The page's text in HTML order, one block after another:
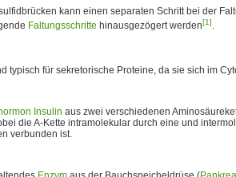
kann einen separaten Schritt bei der
Faltungsschritte hinausgezögert werden[1].
typisch für sekretorische Proteine, da sie sich im
Insulin aus zwei verschiedenen
die A-Kette intramolekular durch eine und
verbunden ist.